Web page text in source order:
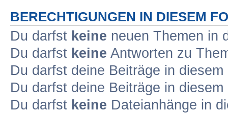
BERECHTIGUNGEN IN DIESEM
Du darfst keine neuen Themen in
Du darfst keine Antworten zu
Du darfst deine Beiträge in
Du darfst deine Beiträge in
Du darfst keine Dateianhänge in